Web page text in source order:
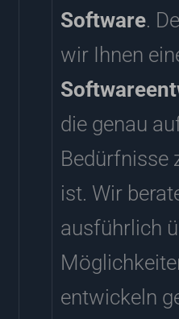
Software.
wir Ihnen
die genau
Bedürfnisse
ist. Wir
ausführlich
entwickeln